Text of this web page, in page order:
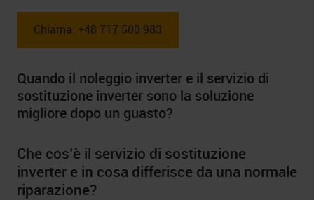
Chiama: +48 717 500 983
Quando il noleggio inverter e il servizio di
sostituzione inverter sono la soluzione
migliore dopo un guasto?
Che cos’è il servizio di sostituzione
inverter e in cosa differisce da una normale
riparazione?